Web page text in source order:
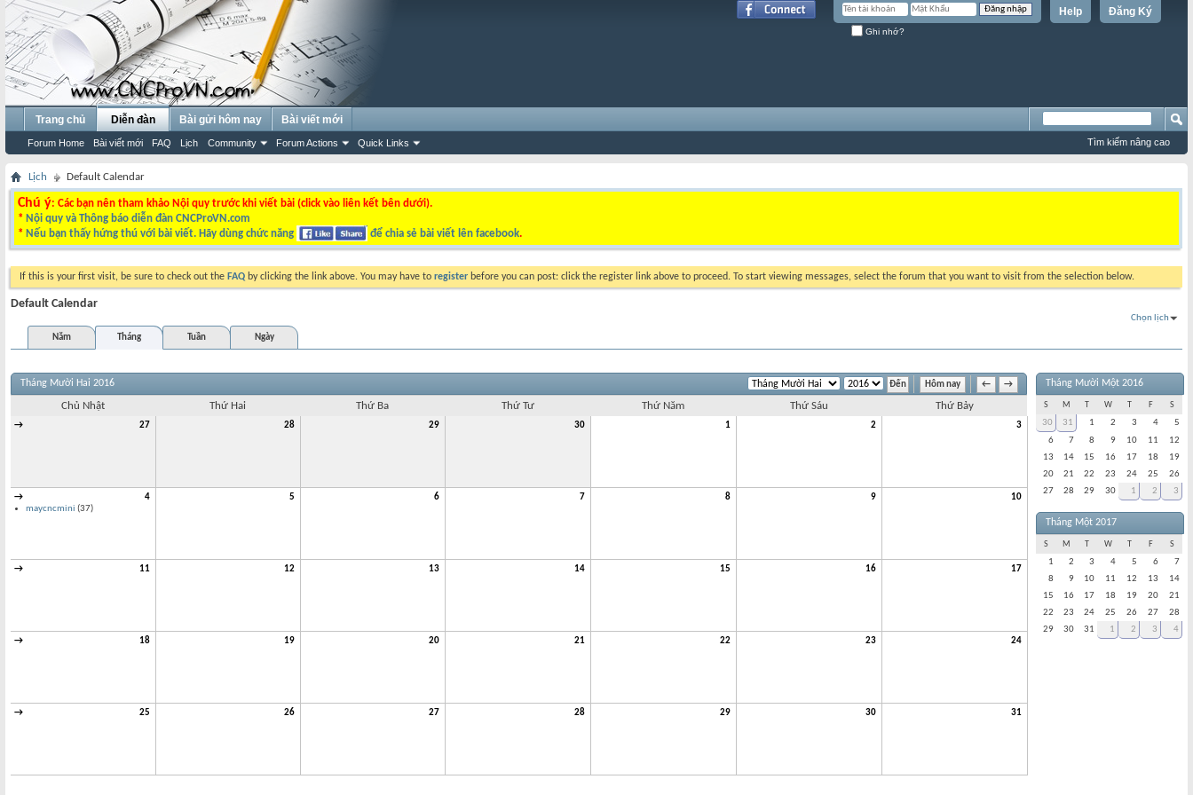
Đăng Ký
Help
Ghi nhớ?
Trang chủ Diễn đàn
Forum Home Bài viết mới FAQ Lịch Community Forum Actions Quick Links
Bài gửi hôm nay Bài viết mới
Tìm kiếm nâng cao
Lịch Default Calendar
Chú ý: Các bạn nên tham khảo Nội quy trước khi viết bài (click vào liên kết bên dưới).
* Nội quy và Thông báo diễn đàn CNCProVN.com
* Nếu bạn thấy hứng thú với bài viết. Hãy dùng chức năng để chia sẻ bài viết lên facebook.
If this is your first visit, be sure to check out the FAQ by clicking the link above. You may have to register before you can post: click the register link above to proceed. To start viewing messages, select the forum that you want to visit from the selection below.
Default Calendar
Chọn lịch
Năm
Tháng Tuần Ngày
Hôm nay ← →
Tháng Mười Hai 2016
Chủ Nhật Thứ Hai Thứ Ba Thứ Tư Thứ Năm Thứ Sáu Thứ Bảy
→ 27 28 29 30 1 2 3
→
4
maycncmini (37)
5 6 7 8 9 10
→ 11 12 13 14 15 16 17
→ 18 19 20 21 22 23 24
→ 25 26 27 28 29 30 31
Tháng Mười Một 2016
S M W F S
30 31 1 2 3 4
5
6
7 8 9 10 11
12
13
14 15 16 17 18
19
20
21 22 23 24 25
26
27
28 29 30 1 2 3
Tháng Một 2017
S M W F S
1 2 3 4 5 6
7
8
9 10 11 12 13
14
15
16 17 18 19 20
21
22
23 24 25 26 27
28
29
30 31 1 2 3 4